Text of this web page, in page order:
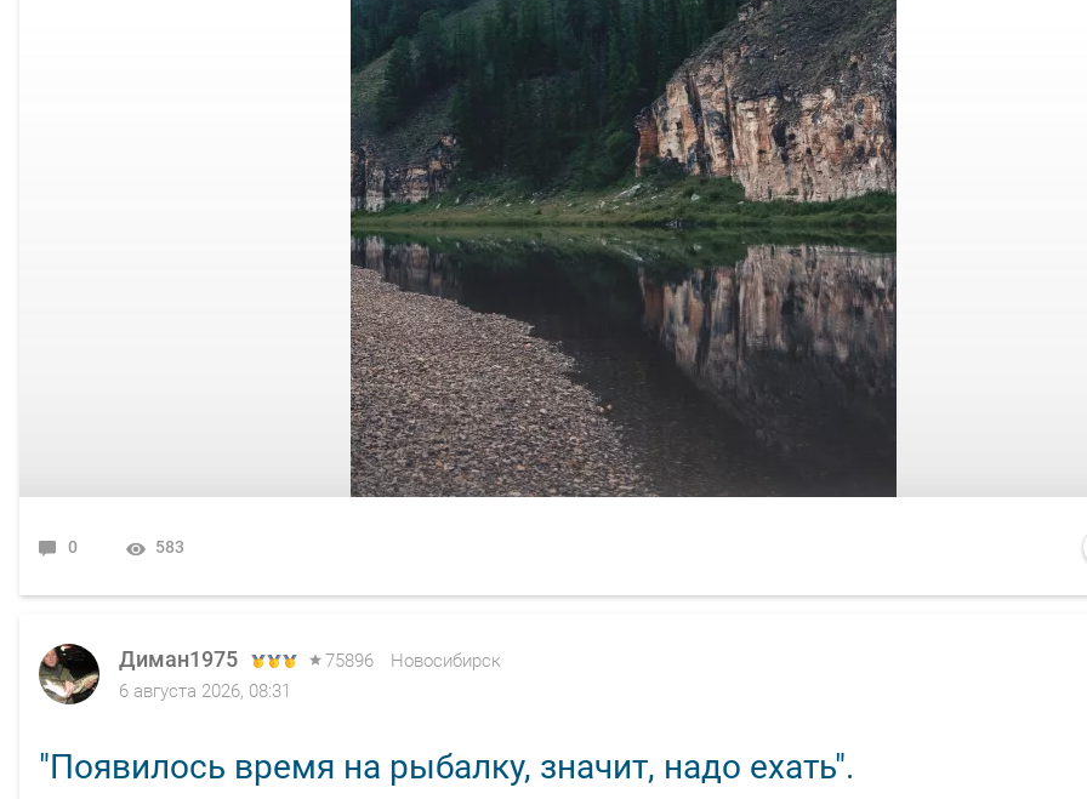
0 583
Диман1975 75896
Новосибирск
6 августа 2026, 08:31
"Появилось время на рыбалку, значит, надо ехать".